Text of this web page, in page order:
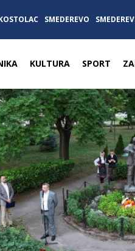
SMEDEREVO
KULTURA SPORT